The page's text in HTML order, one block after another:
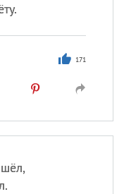
171